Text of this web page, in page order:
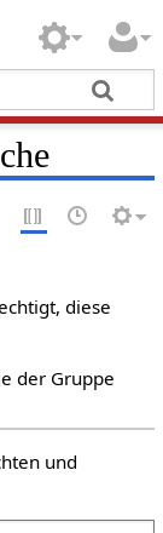
diese
der Gruppe
und